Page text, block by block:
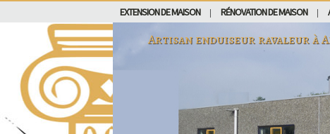
EXTENSION DE MAISON RÉNOVATION DE MAISON
Artisan enduiseur ravaleur à